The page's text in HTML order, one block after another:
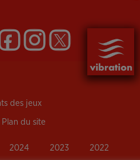
des jeux
Plan du site
2024 2023 2022